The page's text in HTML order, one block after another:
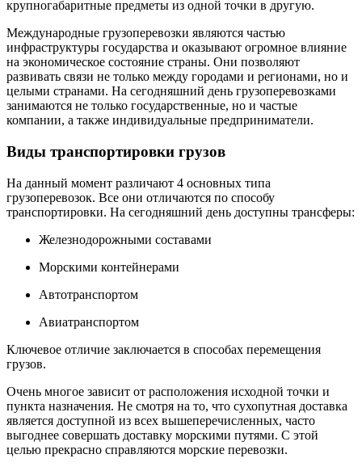
крупногабаритные предметы из одной точки в другую.
Международные грузоперевозки являются частью
инфраструктуры государства и оказывают огромное влияние
на экономическое состояние страны. Они позволяют
развивать связи не только между городами и регионами, но и
целыми странами. На сегодняшний день грузоперевозками
занимаются не только государственные, но и частые
компании, а также индивидуальные предприниматели.
Виды транспортировки грузов
На данный момент различают 4 основных типа
грузоперевозок. Все они отличаются по способу
транспортировки. На сегодняшний день доступны трансферы:
Железнодорожными составами
Морскими контейнерами
Автотранспортом
Авиатранспортом
Ключевое отличие заключается в способах перемещения
грузов.
Очень многое зависит от расположения исходной точки и
пункта назначения. Не смотря на то, что сухопутная доставка
является доступной из всех вышеперечисленных, часто
выгоднее совершать доставку морскими путями. С этой
целью прекрасно справляются морские перевозки.